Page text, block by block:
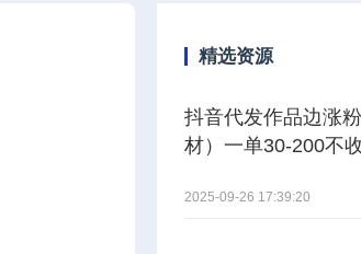
精选资源
抖音代发作品边涨
材）一单30-200不
2025-09-26 17:39:20